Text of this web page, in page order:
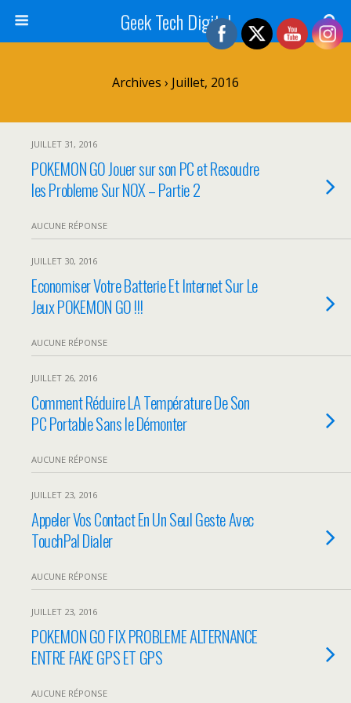
Geek Tech Digital
Archives › Juillet, 2016
JUILLET 31, 2016
POKEMON GO Jouer sur son PC et Resoudre
les Probleme Sur NOX – Partie 2
AUCUNE RÉPONSE
JUILLET 30, 2016
Economiser Votre Batterie Et Internet Sur Le
Jeux POKEMON GO !!!
AUCUNE RÉPONSE
JUILLET 26, 2016
Comment Réduire LA Température De Son
PC Portable Sans le Démonter
AUCUNE RÉPONSE
JUILLET 23, 2016
Appeler Vos Contact En Un Seul Geste Avec
TouchPal Dialer
AUCUNE RÉPONSE
JUILLET 23, 2016
POKEMON GO FIX PROBLEME ALTERNANCE
ENTRE FAKE GPS ET GPS
AUCUNE RÉPONSE